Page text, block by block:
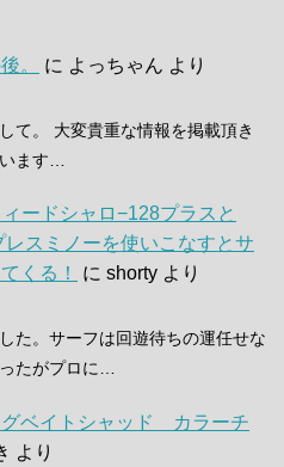
。 に よっちゃん より
て。 大変貴重な情報を掲載頂き
ます…
ィードシャロ−128プラスと
スミノーを使いこなすとサ
くる！
に shorty より
た。サーフは回遊待ちの運任せな
たがプロに…
グベイトシャッド カラーチ
より